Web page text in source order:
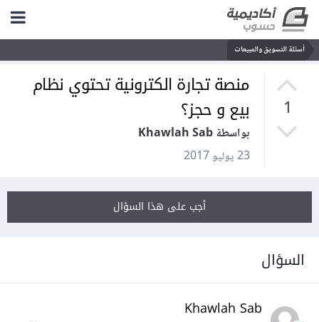
أسئلة التسويق والمبيعات
1
منصة تجارة الكترونية تحتوي نظام
بيع و حجز؟
بواسطة Khawlah Sab
23 يوليو 2017
أجب على هذا السؤال
السؤال
Khawlah Sab